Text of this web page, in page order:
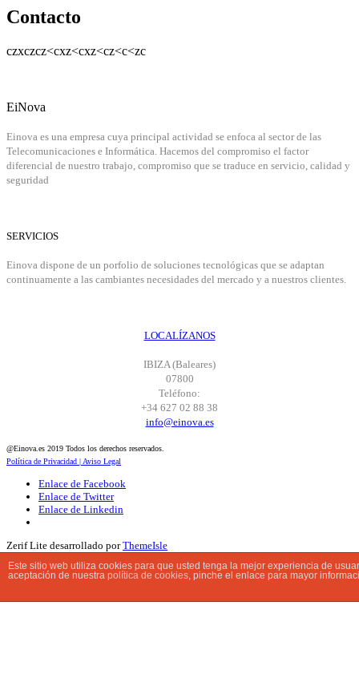
Contacto
czxczcz<cxz<cxz<cz<c<zc
EiNova
Einova es una empresa cuya principal actividad se enfoca al sector de las
Telecomunicaciones e Informática. Hacemos del compromiso el factor
diferencial de nuestro trabajo, compromiso que se traduce en servicio, calidad y
seguridad
SERVICIOS
Einova dispone de un porfolio de soluciones tecnológicas que se adaptan
continuamente a las cambiantes necesidades del mercado y a nuestros clientes.
LOCALÍZANOS
IBIZA (Baleares)
07800
Teléfono:
+34 627 02 88 38
info@einova.es
@Einova.es 2019 Todos los derechos reservados.
Política de Privacidad | Aviso Legal
Enlace de Facebook
Enlace de Twitter
Enlace de Linkedin
Zerif Lite desarrollado porThemeIsle
Este sitio web utiliza cookies para que usted tenga la mejor experiencia de
aceptación de nuestra política de cookies, pinche el enlace para mayor